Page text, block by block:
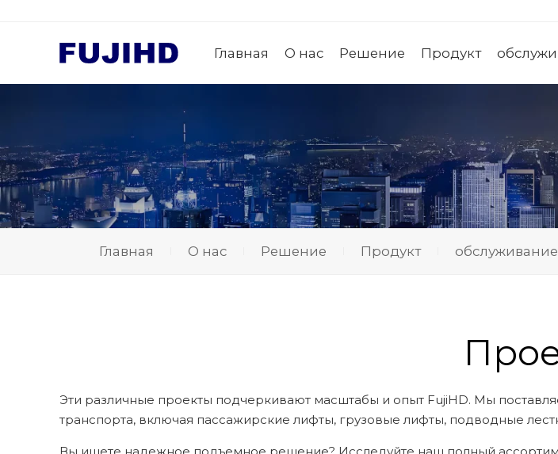
Главная О нас Решение Продукт
Главная О нас Решение Продукт обслуживание
Эти различные проекты подчеркивают масштабы и опыт FujiHD. Мы
транспорта, включая пассажирские лифты, грузовые лифты, подводные